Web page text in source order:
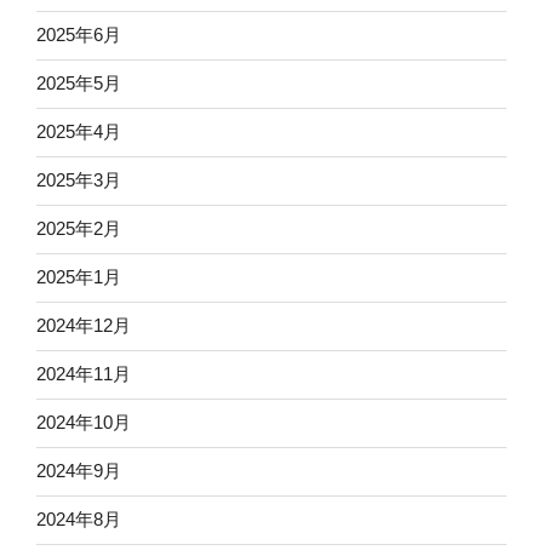
2025年6月
2025年5月
2025年4月
2025年3月
2025年2月
2025年1月
2024年12月
2024年11月
2024年10月
2024年9月
2024年8月